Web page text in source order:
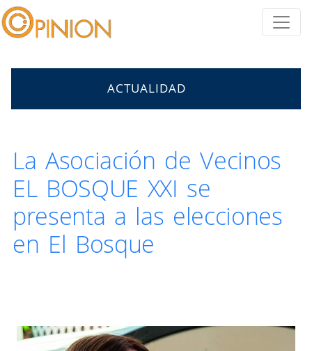
ACTUALIDAD
La Asociación de Vecinos
EL BOSQUE XXI se
presenta a las elecciones
en El Bosque